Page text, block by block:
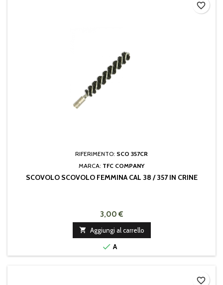
RIFERIMENTO: SCO 357CR
MARCA: TFC COMPANY
SCOVOLO SCOVOLO FEMMINA CAL 38 / 357 IN CRINE
3,00 €
 Aggiungi al carrello
 A
favorite_border
favorite_border